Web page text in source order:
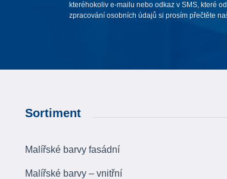
kteréhokoliv e-mailu nebo odkaz v SMS, které
zpracování osobních údajů si prosím přečtěte
Sortiment
Malířské barvy fasádní
Malířské barvy – vnitřní